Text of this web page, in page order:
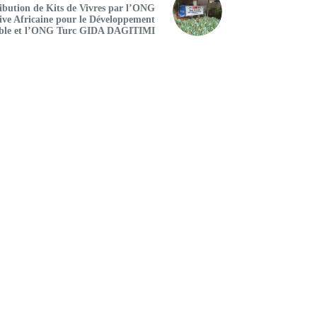
de Kits de Vivres par l’ONG
Africaine pour le Développement
et l’ONG Turc GIDA DAGITIMI